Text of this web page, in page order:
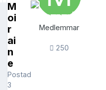
M
oi
r
ai
n
e
Postad
3
Medlemmar
250